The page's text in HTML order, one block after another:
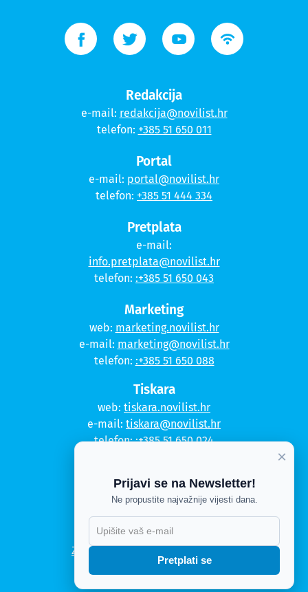
Redakcija
e-mail: redakcija@novilist.hr
telefon: +385 51 650 011
Portal
e-mail: portal@novilist.hr
telefon: +385 51 444 334
Pretplata
e-mail:
info.pretplata@novilist.hr
telefon: :+385 51 650 043
Marketing
web: marketing.novilist.hr
e-mail: marketing@novilist.hr
telefon: :+385 51 650 088
Tiskara
web: tiskara.novilist.hr
e-mail: tiskara@novilist.hr
telefon::+385 51 650 024
Kontakt
Politika privatnosti
Politika kolačića
Zahtjev za pristup informacijama
Impressum
×
Prijavi se na Newsletter!
Ne propustite najvažnije vijesti dana.
Pretplati se